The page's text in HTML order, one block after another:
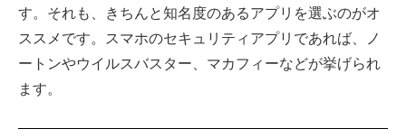
す。それも、きちんと知名度のあるアプリを選ぶのがオ
ススメです。スマホのセキュリティアプリであれば、ノ
ートンやウイルスバスター、マカフィーなどが挙げられ
ます。